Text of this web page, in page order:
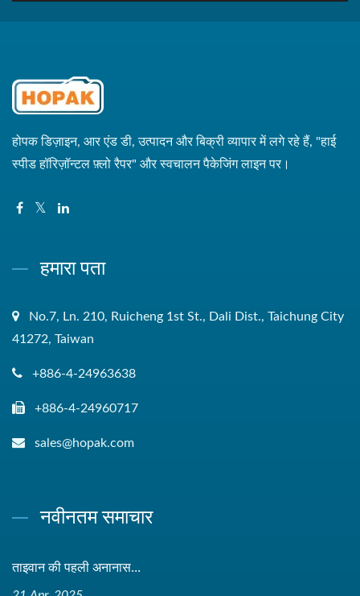
होपक डिज़ाइन, आर एंड डी, उत्पादन और बिक्री व्यापार में लगे रहे हैं, "हाई
स्पीड हॉरिज़ॉन्टल फ़्लो रैपर" और स्वचालन पैकेजिंग लाइन पर।
हमारा पता
No.7, Ln. 210, Ruicheng 1st St., Dali Dist., Taichung City
41272, Taiwan
+886-4-24963638
+886-4-24960717
sales@hopak.com
नवीनतम समाचार
ताइवान की पहली अनानास...